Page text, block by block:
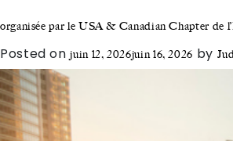
organisée par le USA & Canadian Chapter de
Posted onjuin 12, 2026juin 16, 2026 by